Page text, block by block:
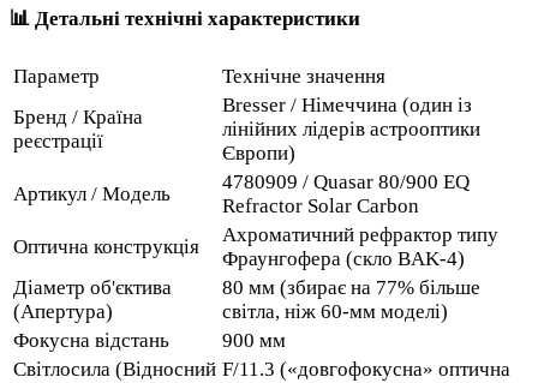
📊 Детальні технічні характеристики
Параметр
Технічне значення
Бренд / Країна
реєстрації
Bresser / Німеччина (один із
лінійних лідерів астрооптики
Європи)
Артикул / Модель
4780909 / Quasar 80/900 EQ
Refractor Solar Carbon
Оптична конструкція
Ахроматичний рефрактор типу
Фраунгофера (скло BAK-4)
Діаметр об'єктива
(Апертура)
80 мм (збирає на 77% більше
світла, ніж 60-мм моделі)
Фокусна відстань
900 мм
Світлосила (Відносний F/11.3 («довгофокусна» оптична